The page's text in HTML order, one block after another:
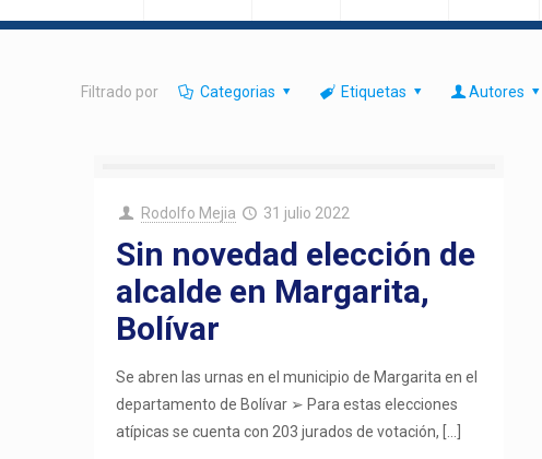
Filtrado por Categorias Etiquetas Autores
Rodolfo Mejia 31 julio 2022
Sin novedad elección de
alcalde en Margarita,
Bolívar
Se abren las urnas en el municipio de Margarita en el
departamento de Bolívar ➢ Para estas elecciones
atípicas se cuenta con 203 jurados de votación,